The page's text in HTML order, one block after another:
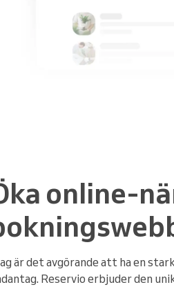
online-
är det avgörande att ha en
Reservio erbjuder den